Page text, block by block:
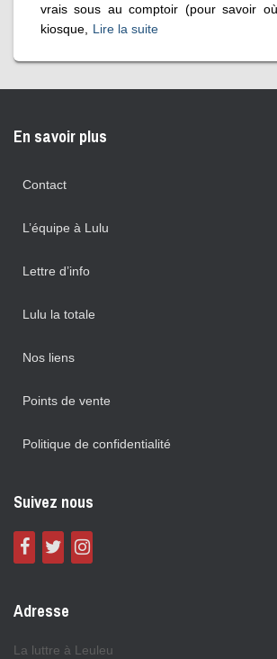
vrais sous au comptoir (pour savoir
kiosque,
Lire la suite
En savoir plus
Contact
L’équipe à Lulu
Lettre d’info
Lulu la totale
Nos liens
Points de vente
Politique de confidentialité
Suivez nous
Adresse
La luttre à Leuleu